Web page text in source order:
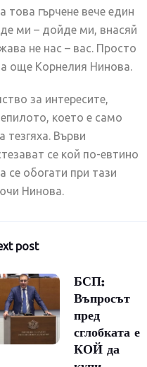
това гърчене вече един
ми – дойде ми, внасяй
не нас – вас. Просто
още Корнелия Нинова.
за интересите,
което е само
тезгяха. Върви
се кой по-евтино
се обогати при тази
Нинова.
post
БСП:
Въпросът
пред
сглобката е
КОЙ да